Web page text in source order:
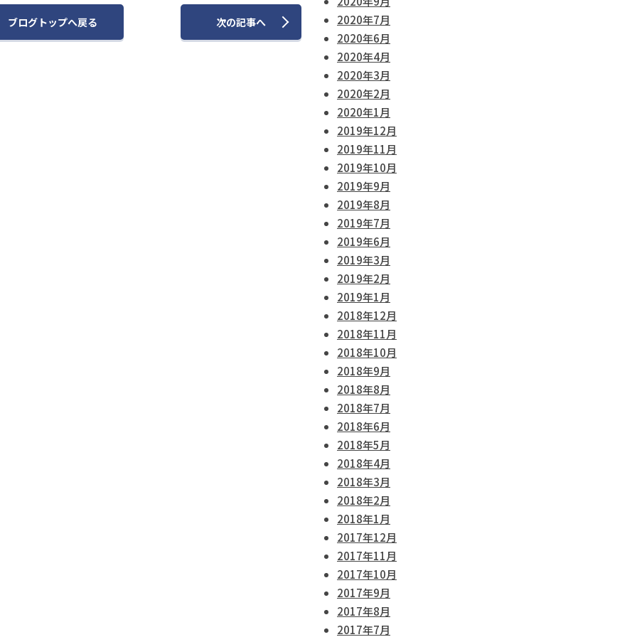
ブログトップへ戻る 次の記事へ
2020年7月
2020年6月
2020年4月
2020年3月
2020年2月
2020年1月
2019年12月
2019年11月
2019年10月
2019年9月
2019年8月
2019年7月
2019年6月
2019年3月
2019年2月
2019年1月
2018年12月
2018年11月
2018年10月
2018年9月
2018年8月
2018年7月
2018年6月
2018年5月
2018年4月
2018年3月
2018年2月
2018年1月
2017年12月
2017年11月
2017年10月
2017年9月
2017年8月
2017年7月